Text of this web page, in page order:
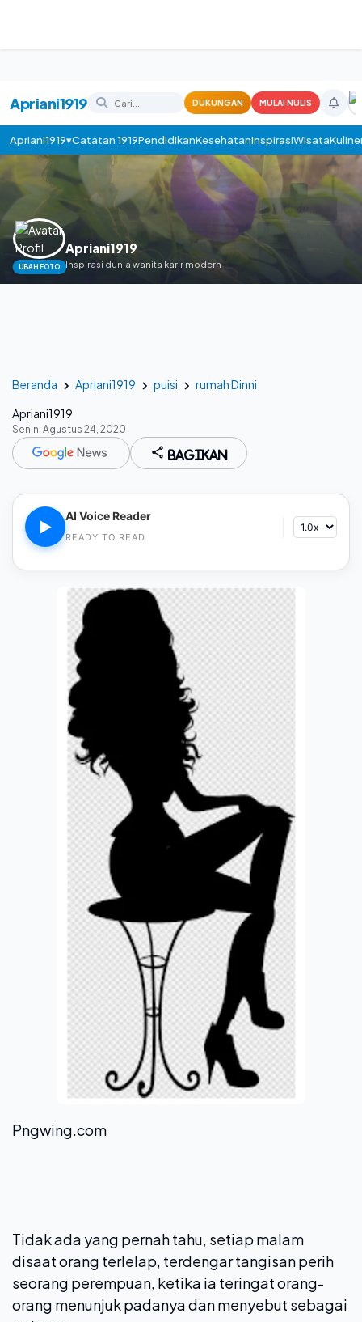
Apriani1919 DUKUNGAN MULAI NULIS
Apriani1919▾Catatan 1919PendidikanKesehatanInspirasiWisata
UBAH FOTO
Apriani1919
Inspirasi dunia wanita karir modern
Beranda Apriani1919 puisi rumah Dinni
Apriani1919
Senin, Agustus 24, 2020
Bagikan
▶
AI Voice Reader
READY TO READ
Pngwing.com
Tidak ada yang pernah tahu, setiap malam
disaat orang terlelap, terdengar tangisan perih
seorang perempuan, ketika ia teringat orang-
orang menunjuk padanya dan menyebut sebagai